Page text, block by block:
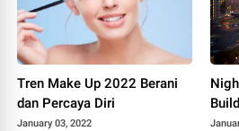
Tren Make Up 2022 Berani
dan Percaya Diri
January 03, 2022